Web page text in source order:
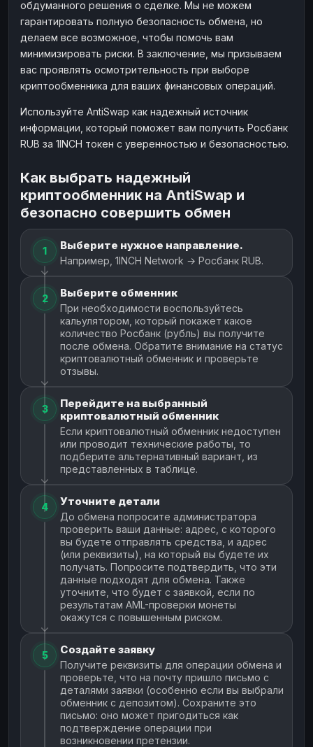
обдуманного решения о сделке. Мы не можем
гарантировать полную безопасность обмена, но
делаем все возможное, чтобы помочь вам
минимизировать риски. В заключение, мы призываем
вас проявлять осмотрительность при выборе
криптообменника для ваших финансовых операций.
Используйте AntiSwap как надежный источник
информации, который поможет вам получить Росбанк
RUB за 1INCH токен с уверенностью и безопасностью.
Как выбрать надежный
криптообменник на AntiSwap и
безопасно совершить обмен
1 Выберите нужное направление.
Например, 1INCH Network → Росбанк RUB.
2 Выберите обменник
При необходимости воспользуйтесь
кальулятором, который покажет какое
количество Росбанк (рубль) вы получите
после обмена. Обратите внимание на статус
криптовалютный обменник и проверьте
отзывы.
3
Перейдите на выбранный
криптовалютный обменник
Если криптовалютный обменник недоступен
или проводит технические работы, то
подберите альтернативный вариант, из
представленных в таблице.
4 Уточните детали
До обмена попросите администратора
проверить ваши данные: адрес, с которого
вы будете отправлять средства, и адрес
(или реквизиты), на который вы будете их
получать. Попросите подтвердить, что эти
данные подходят для обмена. Также
уточните, что будет с заявкой, если по
результатам AML-проверки монеты
окажутся с повышенным риском.
5 Создайте заявку
Получите реквизиты для операции обмена и
проверьте, что на почту пришло письмо с
деталями заявки (особенно если вы выбрали
обменник с депозитом). Сохраните это
письмо: оно может пригодиться как
подтверждение операции при
возникновении претензии.